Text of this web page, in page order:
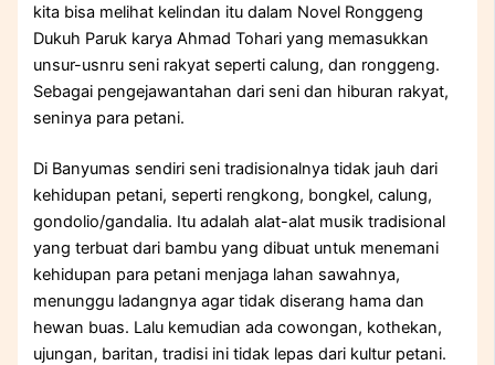
kita bisa melihat kelindan itu dalam Novel Ronggeng
Dukuh Paruk karya Ahmad Tohari yang memasukkan
unsur-usnru seni rakyat seperti calung, dan ronggeng.
Sebagai pengejawantahan dari seni dan hiburan rakyat,
seninya para petani.
Di Banyumas sendiri seni tradisionalnya tidak jauh dari
kehidupan petani, seperti rengkong, bongkel, calung,
gondolio/gandalia. Itu adalah alat-alat musik tradisional
yang terbuat dari bambu yang dibuat untuk menemani
kehidupan para petani menjaga lahan sawahnya,
menunggu ladangnya agar tidak diserang hama dan
hewan buas. Lalu kemudian ada cowongan, kothekan,
ujungan, baritan, tradisi ini tidak lepas dari kultur petani.